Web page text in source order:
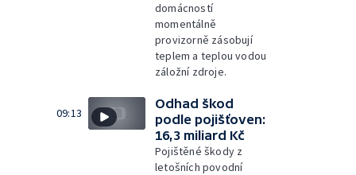
domácností
momentálně
provizorně zásobují
teplem a teplou vodou
záložní zdroje.
09:13
Odhad škod
podle pojišťoven:
16,3 miliard Kč
Pojištěné škody z
letošních povodní